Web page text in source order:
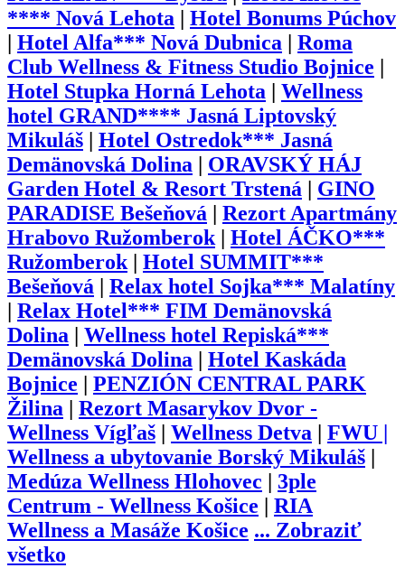
**** Nová Lehota
Hotel Bonums Púchov
Hotel Alfa*** Nová Dubnica
Roma
Club Wellness & Fitness Studio Bojnice
Hotel Stupka Horná Lehota
Wellness
hotel GRAND**** Jasná Liptovský
Mikuláš
Hotel Ostredok*** Jasná
Demänovská Dolina
ORAVSKÝ HÁJ
Garden Hotel & Resort Trstená
GINO
PARADISE Bešeňová
Rezort Apartmány
Hrabovo Ružomberok| Hotel ÁČKO***
Ružomberok| Hotel SUMMIT***
Bešeňová
Relax hotel Sojka*** Malatíny
Relax Hotel*** FIM Demänovská
Dolina
Wellness hotel Repiská***
Demänovská Dolina
Hotel Kaskáda
Bojnice
PENZIÓN CENTRAL PARK
Žilina
Rezort Masarykov Dvor -
Wellness Vígľaš
Wellness Detva
FWU |
Wellness a ubytovanie Borský Mikuláš
Medúza Wellness Hlohovec
3ple
Centrum - Wellness Košice
RIA
Wellness a Masáže Košice ... Zobraziť
všetko